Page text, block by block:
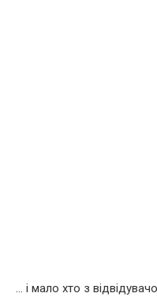
… і мало хто з